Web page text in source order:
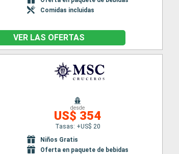
Comidas incluidas
VER LAS OFERTAS
desde
US$ 354
Tasas: +US$ 20
Niños Gratis
Oferta en paquete de bebidas